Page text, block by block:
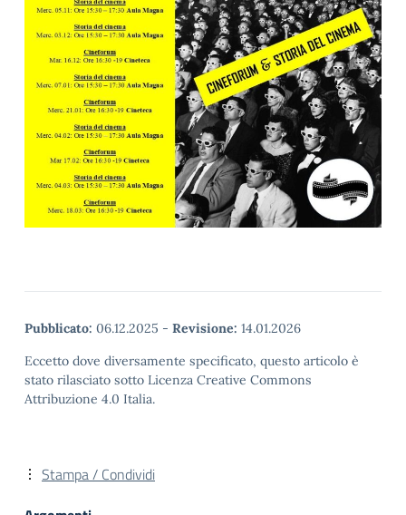
Pubblicato: 06.12.2025 - Revisione: 14.01.2026
Eccetto dove diversamente specificato, questo articolo è
stato rilasciato sotto Licenza Creative Commons
Attribuzione 4.0 Italia.
Stampa / Condividi